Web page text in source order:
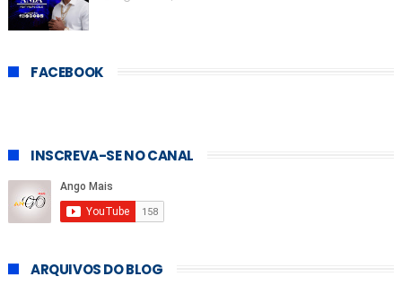
FACEBOOK
INSCREVA-SE NO CANAL
ARQUIVOS DO BLOG